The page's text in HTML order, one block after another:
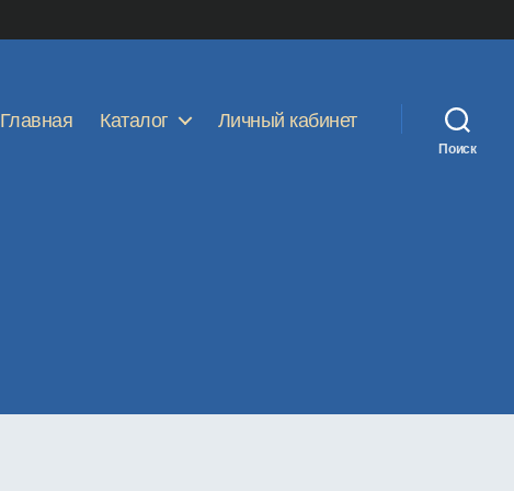
Главная Каталог Личный кабинет
Поиск